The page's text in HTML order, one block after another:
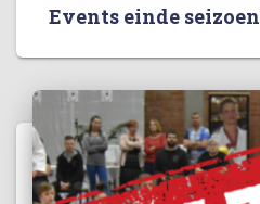
Events einde seizoen